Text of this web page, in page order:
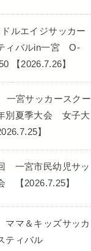
ルエイジサッカー
ィバルin一宮 O-
【2026.7.26】
宮サッカースクー
別夏季大会 女子大
】
一宮市民幼児サッ
【2026.7.25】
マ＆キッズサッカ
ティバル